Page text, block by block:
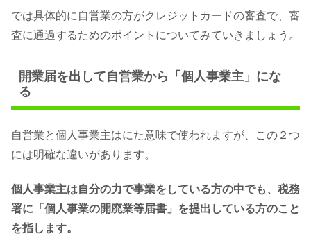
では具体的に自営業の方がクレジットカードの審査で、審
査に通過するためのポイントについてみていきましょう。
開業届を出して自営業から「個人事業主」にな
る
自営業と個人事業主はにた意味で使われますが、この２つ
には明確な違いがあります。
個人事業主は自分の力で事業をしている方の中でも、税務
署に「個人事業の開廃業等届書」を提出している方のこと
を指します。